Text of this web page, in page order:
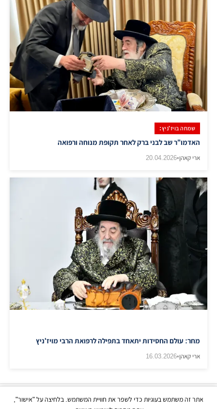
שמחה בויז'ניץ:
האדמו"ר שב לבני ברק לאחר תקופת מנוחה ורפואה
ארי קאהן•
20.04.2026
מחר: עולם החסידות יתאחד בתפילה לרפואת הרבי מויז'ניץ
ארי קאהן•
16.03.2026
אתר זה משתמש בעוגיות כדי לשפר את חוויית המשתמש. בלחיצה על "אישור",
כל הזכויות שמורות | © בני ברק עכשיו 2026